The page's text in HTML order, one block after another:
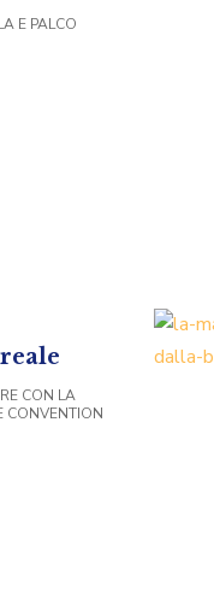
E PALCO
CON LA
CONVENTION